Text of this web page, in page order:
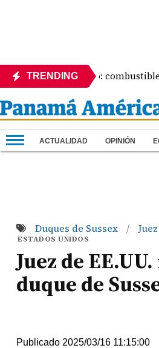
TRENDING
panameño: combustibles
ACTUALIDAD OPINIÓN
Duques de Sussex / Juez
ESTADOS UNIDOS
Juez de
duque de
Publicado 2025/03/16 11:15:00